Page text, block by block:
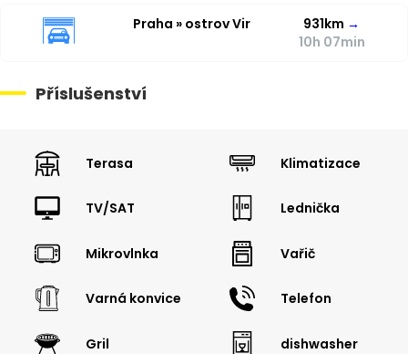
Praha » ostrov Vir 931km →
10h 07min
Příslušenství
Terasa Klimatizace
TV/SAT Lednička
Mikrovlnka Vařič
Varná konvice Telefon
Gril dishwasher